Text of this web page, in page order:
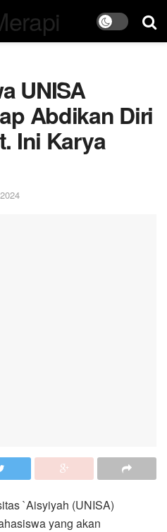
UNISA
Abdikan Diri
Ini Karya
`Aisyiyah (UNISA)
yang akan